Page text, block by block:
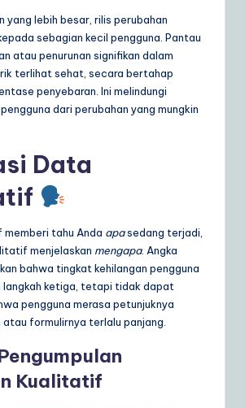
yang lebih besar, rilis perubahan
sebagian kecil pengguna. Pantau
atau penurunan signifikan dalam
terlihat sehat, secara bertahap
penyebaran. Ini melindungi
dari perubahan yang mungkin
Data
tahu Anda apasedang terjadi,
menjelaskan mengapa. Angka
bahwa tingkat kehilangan pengguna
langkah ketiga, tetapi tidak dapat
pengguna merasa petunjuknya
atau formulirnya terlalu panjang.
Kualitatif